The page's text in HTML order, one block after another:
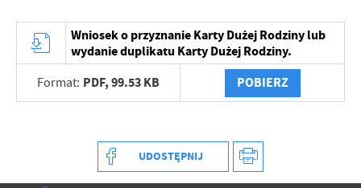
Wniosek o przyznanie Karty Dużej Rodziny lub
wydanie duplikatu Karty Dużej Rodziny.
Format: PDF,99.53 KB POBIERZ
UDOSTĘPNIJ